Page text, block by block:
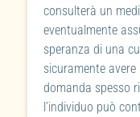
consulterà un
eventualmente
speranza di una
sicuramente
domanda spesso
l’individuo può